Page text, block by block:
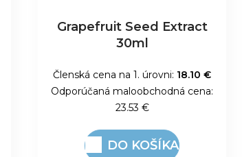
Grapefruit Seed Extract
30ml
Členská cena na 1. úrovni: 18.10 €
Odporúčaná maloobchodná cena:
23.53 €
DO KOŠÍKA